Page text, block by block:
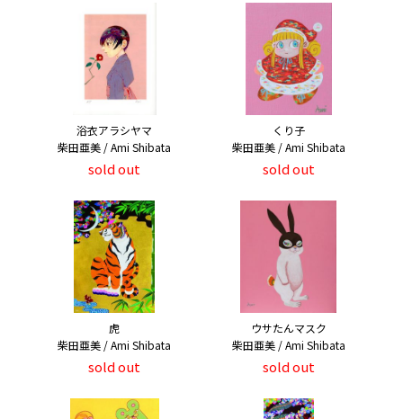
浴衣アラシヤマ
柴田亜美 / Ami Shibata
sold out
くり子
柴田亜美 / Ami Shibata
sold out
虎
柴田亜美 / Ami Shibata
sold out
ウサたんマスク
柴田亜美 / Ami Shibata
sold out